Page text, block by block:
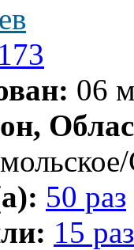
173
06
50 раз
15 раз